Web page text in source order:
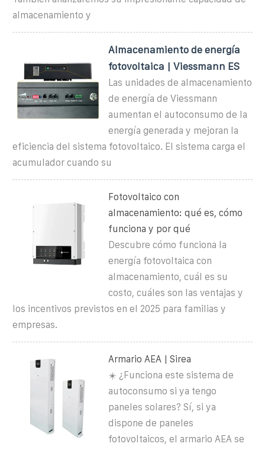
almacenamiento y
Almacenamiento de energía
fotovoltaica | Viessmann ES
Las unidades de almacenamiento
de energía de Viessmann
aumentan el autoconsumo de la
energía generada y mejoran la
eficiencia del sistema fotovoltaico. El sistema carga el
acumulador cuando su
Fotovoltaico con
almacenamiento: qué es, cómo
funciona y por qué
Descubre cómo funciona la
energía fotovoltaica con
almacenamiento, cuál es su
costo, cuáles son las ventajas y
los incentivos previstos en el 2025 para familias y
empresas.
Armario AEA | Sirea
☀️ ¿Funciona este sistema de
autoconsumo si ya tengo
paneles solares? Sí, si ya
dispone de paneles
fotovoltaicos, el armario AEA se